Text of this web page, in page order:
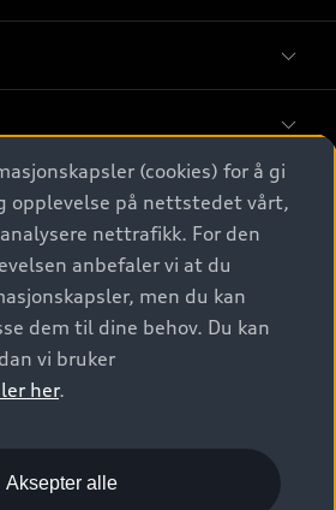
All Rights Reserved.
(cookies) for å gi
opplevelse på nettstedet vårt,
nettrafikk. For den
anbefaler vi at du
men du kan
dem til dine behov. Du kan
vi bruker
her.
Aksepter alle